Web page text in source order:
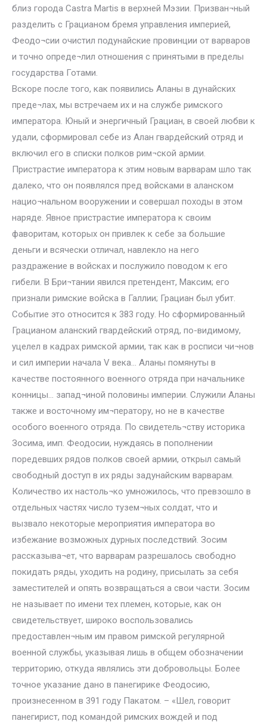
близ города Castra Martis в верхней Мэзии. Призван¬ный
разделить с Грацианом бремя управления империей,
Феодо¬сии очистил подунайские провинции от варваров
и точно опреде¬лил отношения с принятыми в пределы
государства Готами.
Вскоре после того, как появились Аланы в дунайских
преде¬лах, мы встречаем их и на службе римского
императора. Юный и энергичный Грациан, в своей любви к
удали, сформировал себе из Алан гвардейский отряд и
включил его в списки полков рим¬ской армии.
Пристрастие императора к этим новым варварам шло так
далеко, что он появлялся пред войсками в аланском
нацио¬нальном вооружении и совершал походы в этом
наряде. Явное пристрастие императора к своим
фаворитам, которых он привлек к себе за большие
деньги и всячески отличал, навлекло на него
раздражение в войсках и послужило поводом к его
гибели. В Бри¬тании явился претендент, Максим; его
признали римские войска в Галлии; Грациан был убит.
Событие это относится к 383 году. Но сформированный
Грацианом аланский гвардейский отряд, по-видимому,
уцелел в кадрах римской армии, так как в росписи чи¬нов
и сил империи начала V века… Аланы помянуты в
качестве постоянного военного отряда при начальнике
конницы… запад¬иной половины империи. Служили Аланы
также и восточному им¬ператору, но не в качестве
особого военного отряда. По свидетель¬ству историка
Зосима, имп. Феодосии, нуждаясь в пополнении
поредевших рядов полков своей армии, открыл самый
свободный доступ в их ряды задунайским варварам.
Количество их настоль¬ко умножилось, что превзошло в
отдельных частях число тузем¬ных солдат, что и
вызвало некоторые мероприятия императора во
избежание возможных дурных последствий. Зосим
рассказыва¬ет, что варварам разрешалось свободно
покидать ряды, уходить на родину, присылать за себя
заместителей и опять возвращаться а свои части. Зосим
не называет по имени тех племен, которые, как он
свидетельствует, широко воспользовались
предоставлен¬ным им правом римской регулярной
военной службы, указывая лишь в общем обозначении
территорию, откуда являлись эти добровольцы. Более
точное указание дано в панегирике Феодосию,
произнесенном в 391 году Пакатом. – «Шел, говорит
панегирист, под командой римских вождей и под